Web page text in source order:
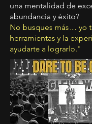
una mentalidad de
abundancia y éxito?
No busques más… yo
herramientas y la
ayudarte a lograrlo."